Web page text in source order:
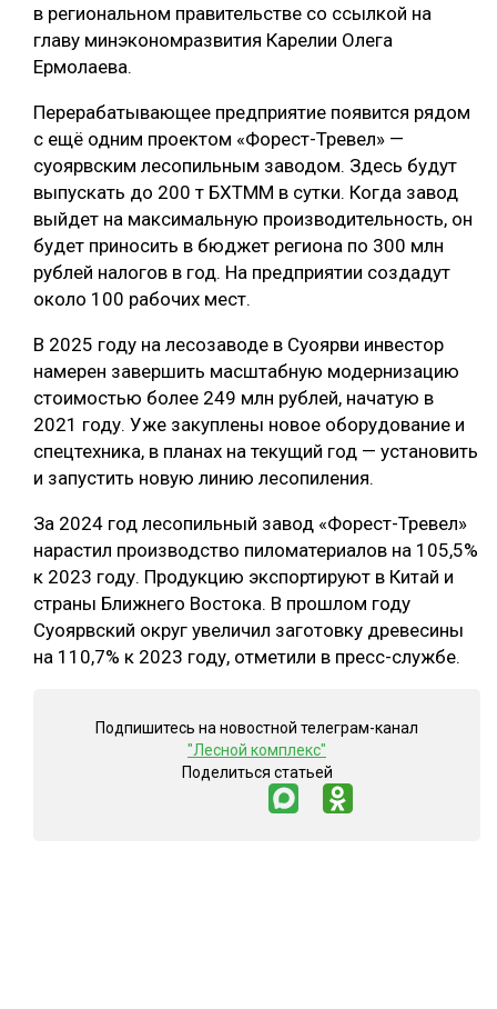
КОМПЛЕКСНАЯ ПЕРЕРАБОТКА
ДЕРЕВЯННОЕ ДОМОСТРОЕНИЕ
БЕЗОПАСНОЕ ПРОИЗВОДСТВО
СОРТИРОВКА ДРЕВЕСИНЫ
СУШКА ДРЕВЕСИНЫ
МЕБЕЛЬНОЕ ПРОИЗВОДСТВО
в региональном правительстве со ссылкой на
главу минэкономразвития Карелии Олега
Ермолаева.
Перерабатывающее предприятие появится рядом
с ещё одним проектом «Форест-Тревел» —
суоярвским лесопильным заводом. Здесь будут
выпускать до 200 т БХТММ в сутки. Когда завод
выйдет на максимальную производительность, он
будет приносить в бюджет региона по 300 млн
рублей налогов в год. На предприятии создадут
около 100 рабочих мест.
В 2025 году на лесозаводе в Суоярви инвестор
намерен завершить масштабную модернизацию
стоимостью более 249 млн рублей, начатую в
2021 году. Уже закуплены новое оборудование и
спецтехника, в планах на текущий год — установить
и запустить новую линию лесопиления.
За 2024 год лесопильный завод «Форест-Тревел»
нарастил производство пиломатериалов на 105,5%
к 2023 году. Продукцию экспортируют в Китай и
страны Ближнего Востока. В прошлом году
Суоярвский округ увеличил заготовку древесины
на 110,7% к 2023 году, отметили в пресс-службе.
Подпишитесь на новостной телеграм-канал
"Лесной комплекс"
Поделиться статьей